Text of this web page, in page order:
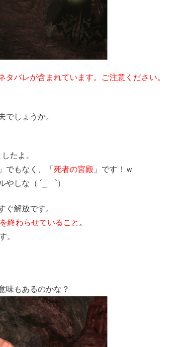
バレが含まれています。ご注意ください。
しょうか。
たよ。
でもなく、「 死者の宮殿」です！ｗ
しな（ ´_ゝ`）
ぐ解放です。
終わらせていること 。
。
味もあるのかな？